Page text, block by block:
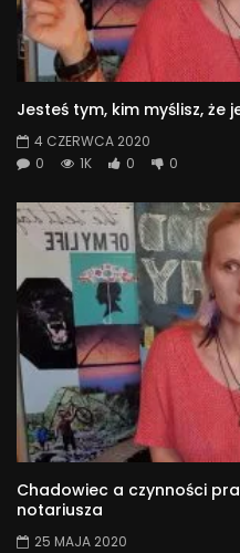
Jesteś tym, kim myślisz, że
4 CZERWCA 2020
0
1K 0 0
Chadowiec a czynności
notariusza
25 MAJA 2020